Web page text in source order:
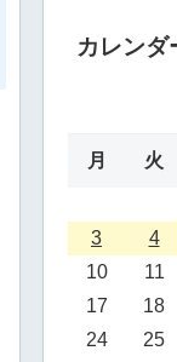
カレンダ
月 火
3
4
10
11
17
18
24
25